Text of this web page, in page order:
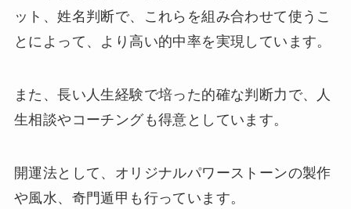
ット、姓名判断で、これらを組み合わせて使うこ
とによって、より高い的中率を実現しています。
また、長い人生経験で培った的確な判断力で、人
生相談やコーチングも得意としています。
開運法として、オリジナルパワーストーンの製作
や風水、奇門遁甲も行っています。